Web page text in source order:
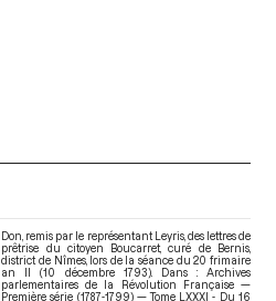
Don, remis par le représentant Leyris, des lettres de
prêtrise du citoyen Boucarret, curé de Bernis,
district de Nîmes, lors de la séance du 20 frimaire
an II (10 décembre 1793). Dans : Archives
parlementaires de la Révolution Française —
Première série (1787-1799) — Tome LXXXI - Du 16